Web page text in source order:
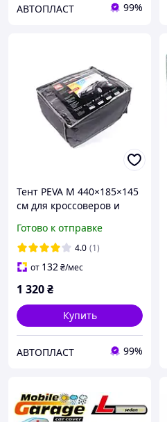
АВТОПЛАСТ 99%
Тент PEVA M 440×185×145
см для кроссоверов и
молния, уши под зеркала
DK472-PEVA-2M
Готово к отправке
4.0 (1)
от 132₴/мес
1 320₴
Купить
АВТОПЛАСТ 99%